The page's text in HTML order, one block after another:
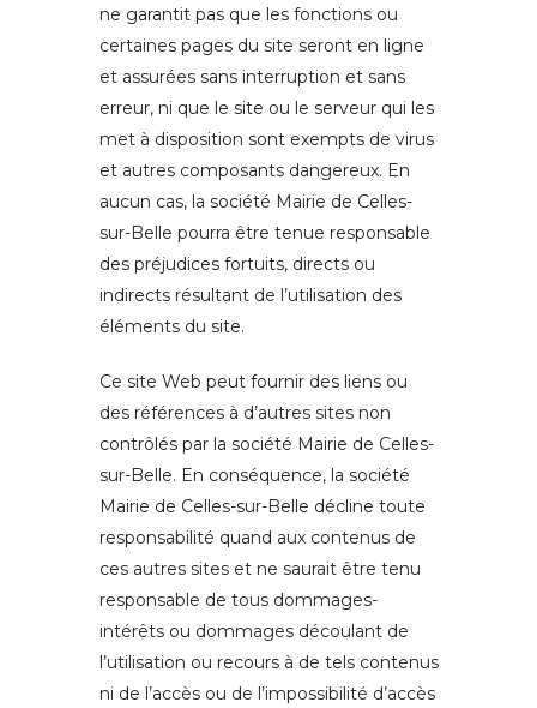
ne garantit pas que les fonctions ou
certaines pages du site seront en ligne
et assurées sans interruption et sans
erreur, ni que le site ou le serveur qui les
met à disposition sont exempts de virus
et autres composants dangereux. En
aucun cas, la société Mairie de Celles-
sur-Belle pourra être tenue responsable
des préjudices fortuits, directs ou
indirects résultant de l’utilisation des
éléments du site.
Ce site Web peut fournir des liens ou
des références à d’autres sites non
contrôlés par la société Mairie de Celles-
sur-Belle. En conséquence, la société
Mairie de Celles-sur-Belle décline toute
responsabilité quand aux contenus de
ces autres sites et ne saurait être tenu
responsable de tous dommages-
intérêts ou dommages découlant de
l’utilisation ou recours à de tels contenus
ni de l’accès ou de l’impossibilité d’accès